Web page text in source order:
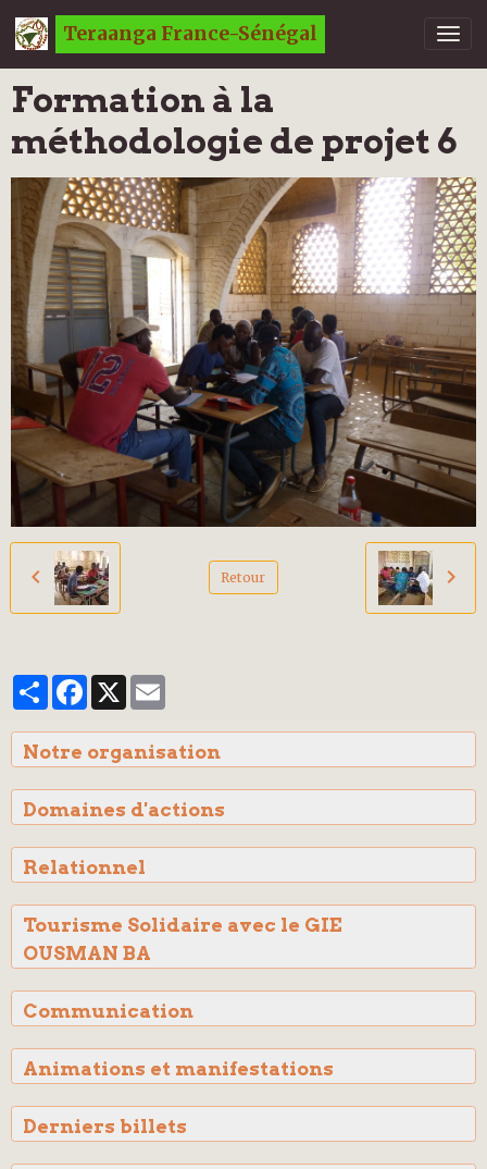
Teraanga France-Sénégal
Formation à la
méthodologie de projet 6
Retour
PartagerFacebook
Notre organisation
Domaines d'actions
Relationnel
Tourisme Solidaire avec le GIE
OUSMAN BA
Communication
Animations et manifestations
Derniers billets